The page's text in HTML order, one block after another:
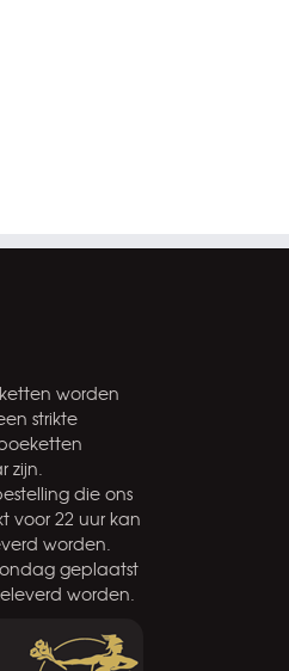
worden
strikte
zijn.
die ons
voor 22 uur kan
worden.
geplaatst
worden.